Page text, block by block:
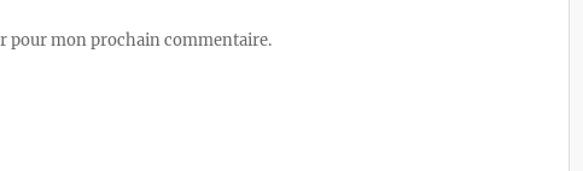
pour mon prochain commentaire.